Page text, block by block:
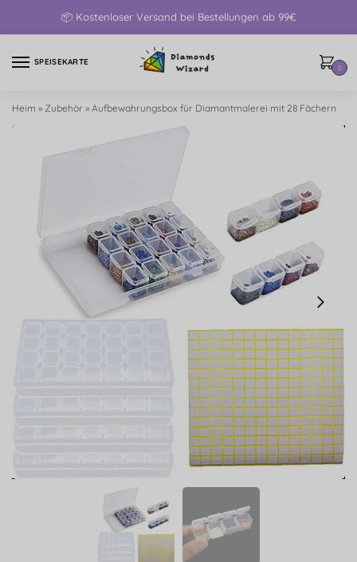
📦 Kostenloser Versand bei Bestellungen ab 99€
SPEISEKARTE
0
Heim » Zubehör » Aufbewahrungsbox für Diamantmalerei mit 28 Fächern